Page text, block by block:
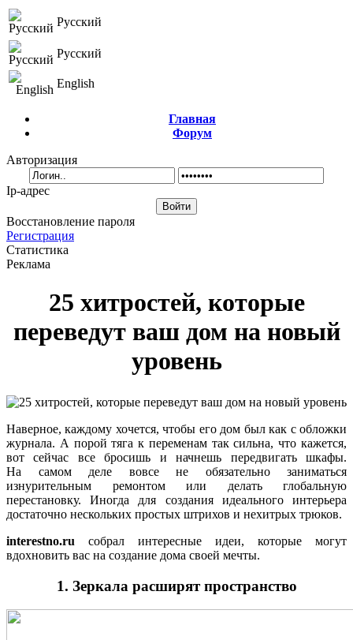
Русский
Русский
English
Главная
Форум
Авторизация
Ip-адрес
Восстановление пароля
Регистрация
Статистика
Реклама
25 хитростей, которые
переведут ваш дом на новый
уровень
Наверное, каждому хочется, чтобы его дом был как с обложки
журнала. А порой тяга к переменам так сильна, что кажется,
вот сейчас все бросишь и начнешь передвигать шкафы.
На самом деле вовсе не обязательно заниматься
изнурительным ремонтом или делать глобальную
перестановку. Иногда для создания идеального интерьера
достаточно нескольких простых штрихов и нехитрых трюков.
interestno.ru собрал интересные идеи, которые могут
вдохновить вас на создание дома своей мечты.
1. Зеркала расширят пространство